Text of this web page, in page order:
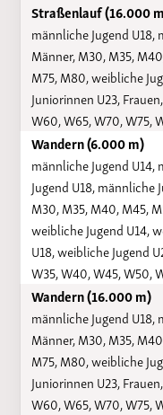
Straßenlauf (16.000
männliche Jugend U18,
Männer, M30, M35,
M75, M80, weibliche
Juniorinnen U23,
W60, W65, W70, W75,
Wandern (6.000 m)
männliche Jugend U14,
Jugend U18, männliche
M30, M35, M40, M45,
weibliche Jugend U14,
U18, weibliche Jugend
W35, W40, W45, W50,
Wandern (16.000 m)
männliche Jugend U18,
Männer, M30, M35,
M75, M80, weibliche
Juniorinnen U23,
W60, W65, W70, W75,